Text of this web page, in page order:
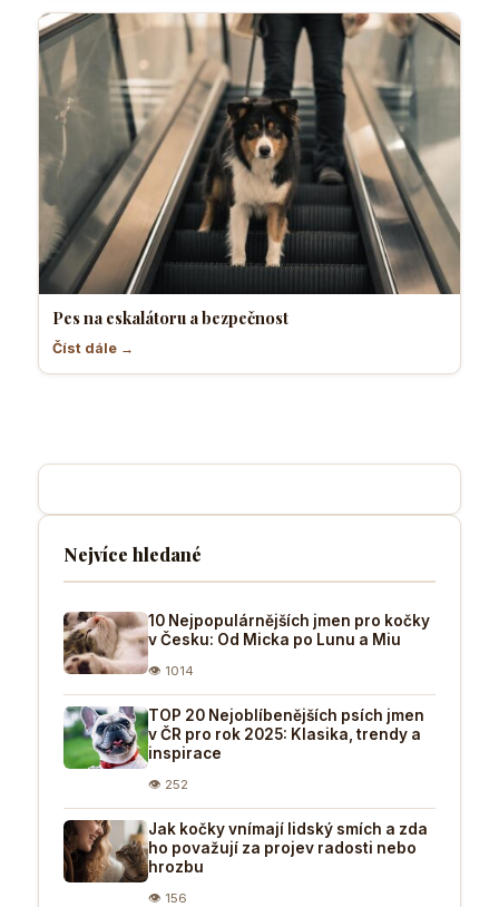
Pes na eskalátoru a bezpečnost
Číst dále →
Nejvíce hledané
10 Nejpopulárnějších jmen pro kočky
v Česku: Od Micka po Lunu a Miu
👁 1014
TOP 20 Nejoblíbenějších psích jmen
v ČR pro rok 2025: Klasika, trendy a
inspirace
👁 252
Jak kočky vnímají lidský smích a zda
ho považují za projev radosti nebo
hrozbu
👁 156